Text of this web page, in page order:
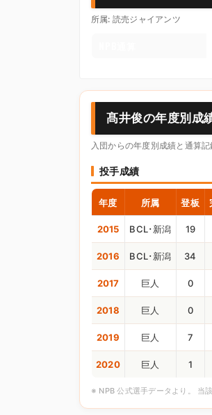
所属: 読売ジャイアンツ
髙井俊の年度別成
入団からの年度別成績と通算
投手成績
年度 所属 登板
2015 BCL･新潟 19
2016 BCL･新潟 34
2017 巨人 0
2018 巨人 0
2019 巨人 7
2020 巨人 1
※ NPB 公式選手データより。 当